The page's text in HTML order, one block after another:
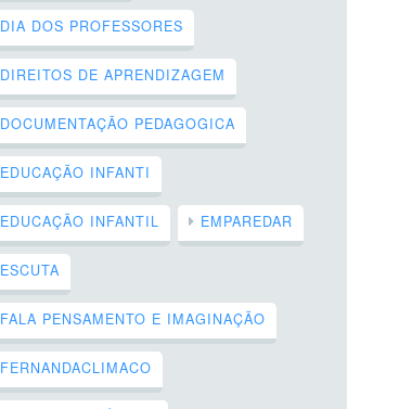
DIA DOS PROFESSORES
DIREITOS DE APRENDIZAGEM
DOCUMENTAÇÃO PEDAGOGICA
EDUCAÇÃO INFANTI
EDUCAÇÃO INFANTIL EMPAREDAR
ESCUTA
FALA PENSAMENTO E IMAGINAÇÃO
FERNANDACLIMACO